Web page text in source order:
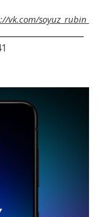
vk.com/soyuz_rubin